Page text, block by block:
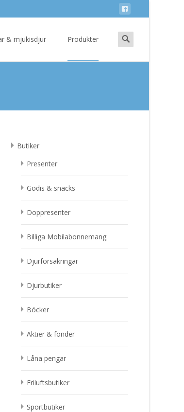
& mjukisdjur Produkter
Search
for:
Butiker
Presenter
Godis & snacks
Doppresenter
Billiga Mobilabonnemang
Djurförsäkringar
Djurbutiker
Böcker
Aktier & fonder
Låna pengar
Friluftsbutiker
Sportbutiker